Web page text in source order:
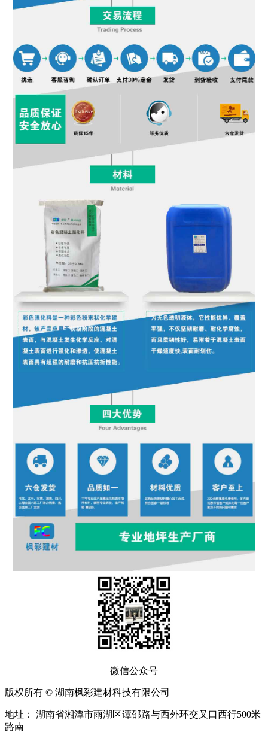
微信公众号
版权所有 © 湖南枫彩建材科技有限公司
地址： 湖南省湘潭市雨湖区谭邵路与西外环交叉口西行500米
路南